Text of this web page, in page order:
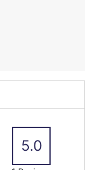
5.0